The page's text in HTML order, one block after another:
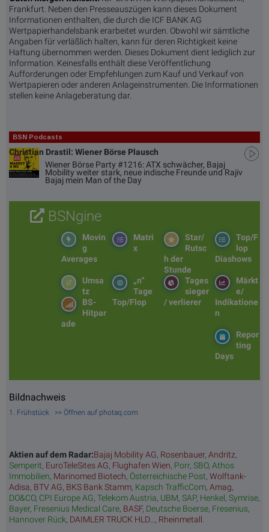
Frankfurt. Neben den Presseauszügen kann dieses Dokument
Informationen enthalten, die durch die ICF BANK AG
Wertpapierhandelsbank erarbeitet wurden. Obwohl wir sämtliche
Angaben für verläßlich halten, kann für deren Richtigkeit keine
Haftung übernommen werden. Dieses Dokument dient lediglich zur
Information. Keinesfalls enthält diese Veröffentlichung
Aufforderungen oder Empfehlungen zum Kauf und Verkauf von
Wertpapieren oder anderen Anlageinstrumenten. Die Informationen
stellen keine Anlageberatung dar.
BSN Podcasts
Christian Drastil: Wiener Börse Plausch
Wiener Börse Party #1216: ATX schwächer, Bajaj
Mobility weiter stark, neue indische Freunde und Rajiv
Bajaj mein Man of the Day
BSNgine
Top/F
lop
Diashows
Star/
Rutsc
h der
Stunde
Matri
x
Movin
g
Averages
Märkt
e/
Indikatione
n
Tages
sieger
/ verlierer
„n“
Tage
Top/Flop
Umsa
tz
BS-
Hitpar
ade
Repor
ting
Days
Bildnachweis
1. Frühstück >> Öffnen auf photaq.com
Aktien auf dem Radar:Bajaj Mobility AG, Rosenbauer, Andritz,
Semperit, EuroTeleSites AG, Flughafen Wien, Porr, SBO, Athos
Immobilien, Marinomed Biotech, Österreichische Post, Wolftank-
Adisa, BTV AG, BKS Bank Stamm, Kapsch TrafficCom, Amag,
DO&CO, CPI Europe AG, Telekom Austria, UBM, SAP, Henkel, Symrise,
Bayer, Fresenius Medical Care, BASF, Deutsche Boerse, Fresenius,
Hannover Rück, DAIMLER TRUCK HLD... , Rheinmetall